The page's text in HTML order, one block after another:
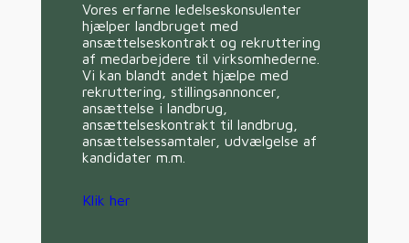
Vores erfarne ledelseskonsulenter
hjælper landbruget med
ansættelseskontrakt og rekruttering
af medarbejdere til virksomhederne.
Vi kan blandt andet hjælpe med
rekruttering, stillingsannoncer,
ansættelse i landbrug,
ansættelseskontrakt til landbrug,
ansættelsessamtaler, udvælgelse af
kandidater m.m.
Klik her